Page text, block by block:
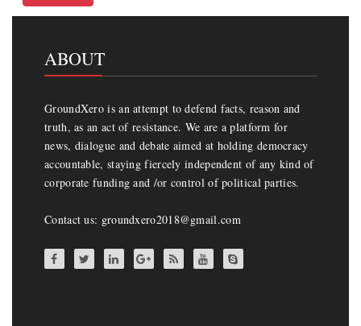
ABOUT
GroundXero is an attempt to defend facts, reason and
truth, as an act of resistance. We are a platform for
news, dialogue and debate aimed at holding democracy
accountable, staying fiercely independent of any kind of
corporate funding and /or control of political parties.
Contact us: groundxero2018@gmail.com